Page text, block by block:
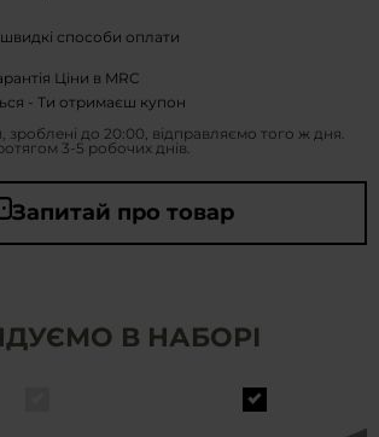
швидкі способи оплати
Ціни в MRC
- Ти отримаєш купон
зроблені до 20:00, відправляємо того ж дня.
3-5 робочих днів.
Запитай про товар
В НАБОРІ